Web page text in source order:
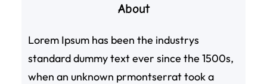
About
Lorem Ipsum has been the industrys
standard dummy text ever since the 1500s,
when an unknown prmontserrat took a